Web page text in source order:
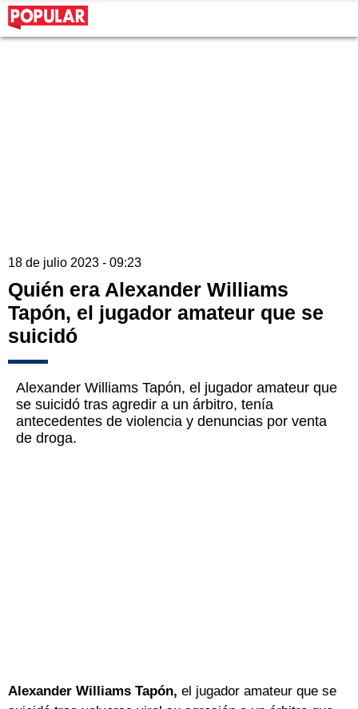
18 de julio 2023 - 09:23
Quién era Alexander Williams
Tapón, el jugador amateur que se
suicidó
Alexander Williams Tapón, el jugador amateur que
se suicidó tras agredir a un árbitro, tenía
antecedentes de violencia y denuncias por venta
de droga.
Alexander Williams Tapón, el jugador amateur que se